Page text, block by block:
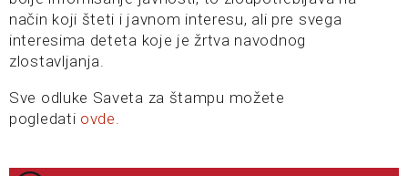
način koji šteti i javnom interesu, ali pre svega
interesima deteta koje je žrtva navodnog
zlostavljanja.
Sve odluke Saveta za štampu možete
pogledati ovde.